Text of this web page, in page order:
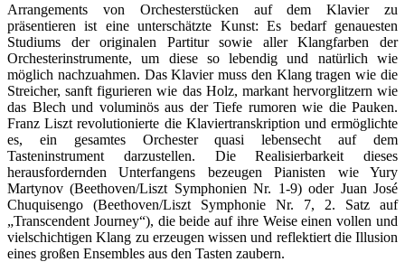
Arrangements von Orchesterstücken auf dem Klavier zu
präsentieren ist eine unterschätzte Kunst: Es bedarf genauesten
Studiums der originalen Partitur sowie aller Klangfarben der
Orchesterinstrumente, um diese so lebendig und natürlich wie
möglich nachzuahmen. Das Klavier muss den Klang tragen wie die
Streicher, sanft figurieren wie das Holz, markant hervorglitzern wie
das Blech und voluminös aus der Tiefe rumoren wie die Pauken.
Franz Liszt revolutionierte die Klaviertranskription und ermöglichte
es, ein gesamtes Orchester quasi lebensecht auf dem
Tasteninstrument darzustellen. Die Realisierbarkeit dieses
herausfordernden Unterfangens bezeugen Pianisten wie Yury
Martynov (Beethoven/Liszt Symphonien Nr. 1-9) oder Juan José
Chuquisengo (Beethoven/Liszt Symphonie Nr. 7, 2. Satz auf
„Transcendent Journey“), die beide auf ihre Weise einen vollen und
vielschichtigen Klang zu erzeugen wissen und reflektiert die Illusion
eines großen Ensembles aus den Tasten zaubern.